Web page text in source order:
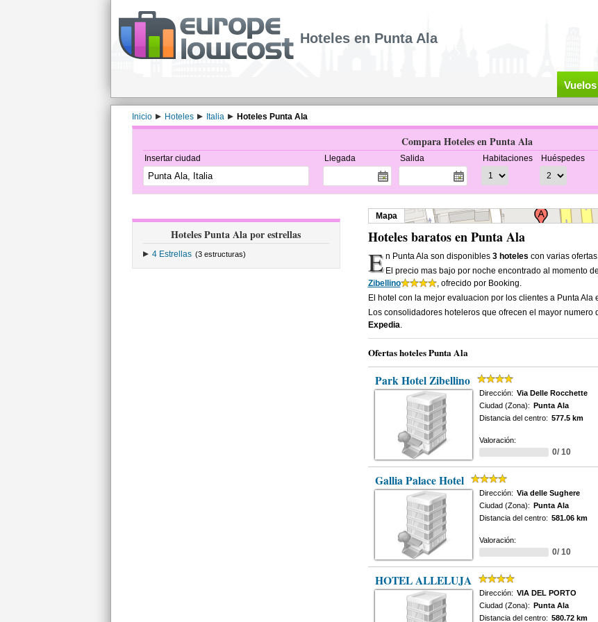
Hoteles en Punta Ala
Inicio Hoteles Italia Hoteles Punta Ala
Compara Hoteles en Punta Ala
Insertar ciudad Llegada Salida Habitaciones Huéspedes
Hoteles Punta Ala por estrellas
4 Estrellas (3 estructuras)
Mapa
Hoteles baratos en Punta Ala
E n Punta Ala son disponibles3 hoteles con varias
El precio mas bajo por noche encontrado al momento
Zibellino
, ofrecido por Booking.
El hotel con la mejor evaluacion por los clientes a Punta Ala
Los consolidadores hoteleros que ofrecen el mayor numero
Expedia.
Ofertas hoteles Punta Ala
Park Hotel Zibellino
Dirección: Via Delle Rocchette
Ciudad (Zona): Punta Ala
Distancia del centro: 577.5 km
Valoración:
0/ 10
Gallia Palace Hotel
Dirección: Via delle Sughere
Ciudad (Zona): Punta Ala
Distancia del centro: 581.06 km
Valoración:
0/ 10
HOTEL ALLELUJA
Dirección: VIA DEL PORTO
Ciudad (Zona): Punta Ala
Distancia del centro: 580.72 km